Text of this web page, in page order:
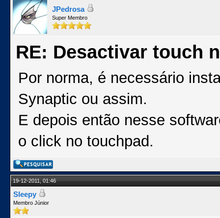
JPedrosa
Super Membro
RE: Desactivar touch
Por norma, é necessário
Synaptic ou assim.
E depois então nesse
o click no touchpad.
19-12-2011, 01:46
Sleepy
Membro Júnior